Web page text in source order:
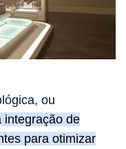
ou
integração de
para otimizar